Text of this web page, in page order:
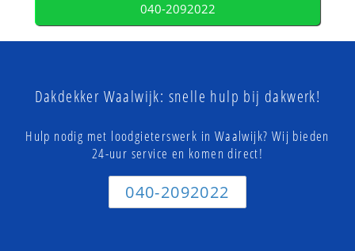
040-2092022
Dakdekker Waalwijk: snelle hulp bij dakwerk!
Hulp nodig met loodgieterswerk in Waalwijk? Wij bieden
24-uur service en komen direct!
040-2092022